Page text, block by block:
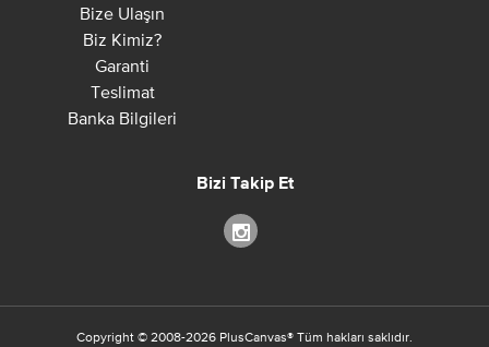
Bize Ulaşın
Biz Kimiz?
Garanti
Teslimat
Banka Bilgileri
Bizi Takip Et
Copyright © 2008-2026 PlusCanvas® Tüm hakları saklıdır.